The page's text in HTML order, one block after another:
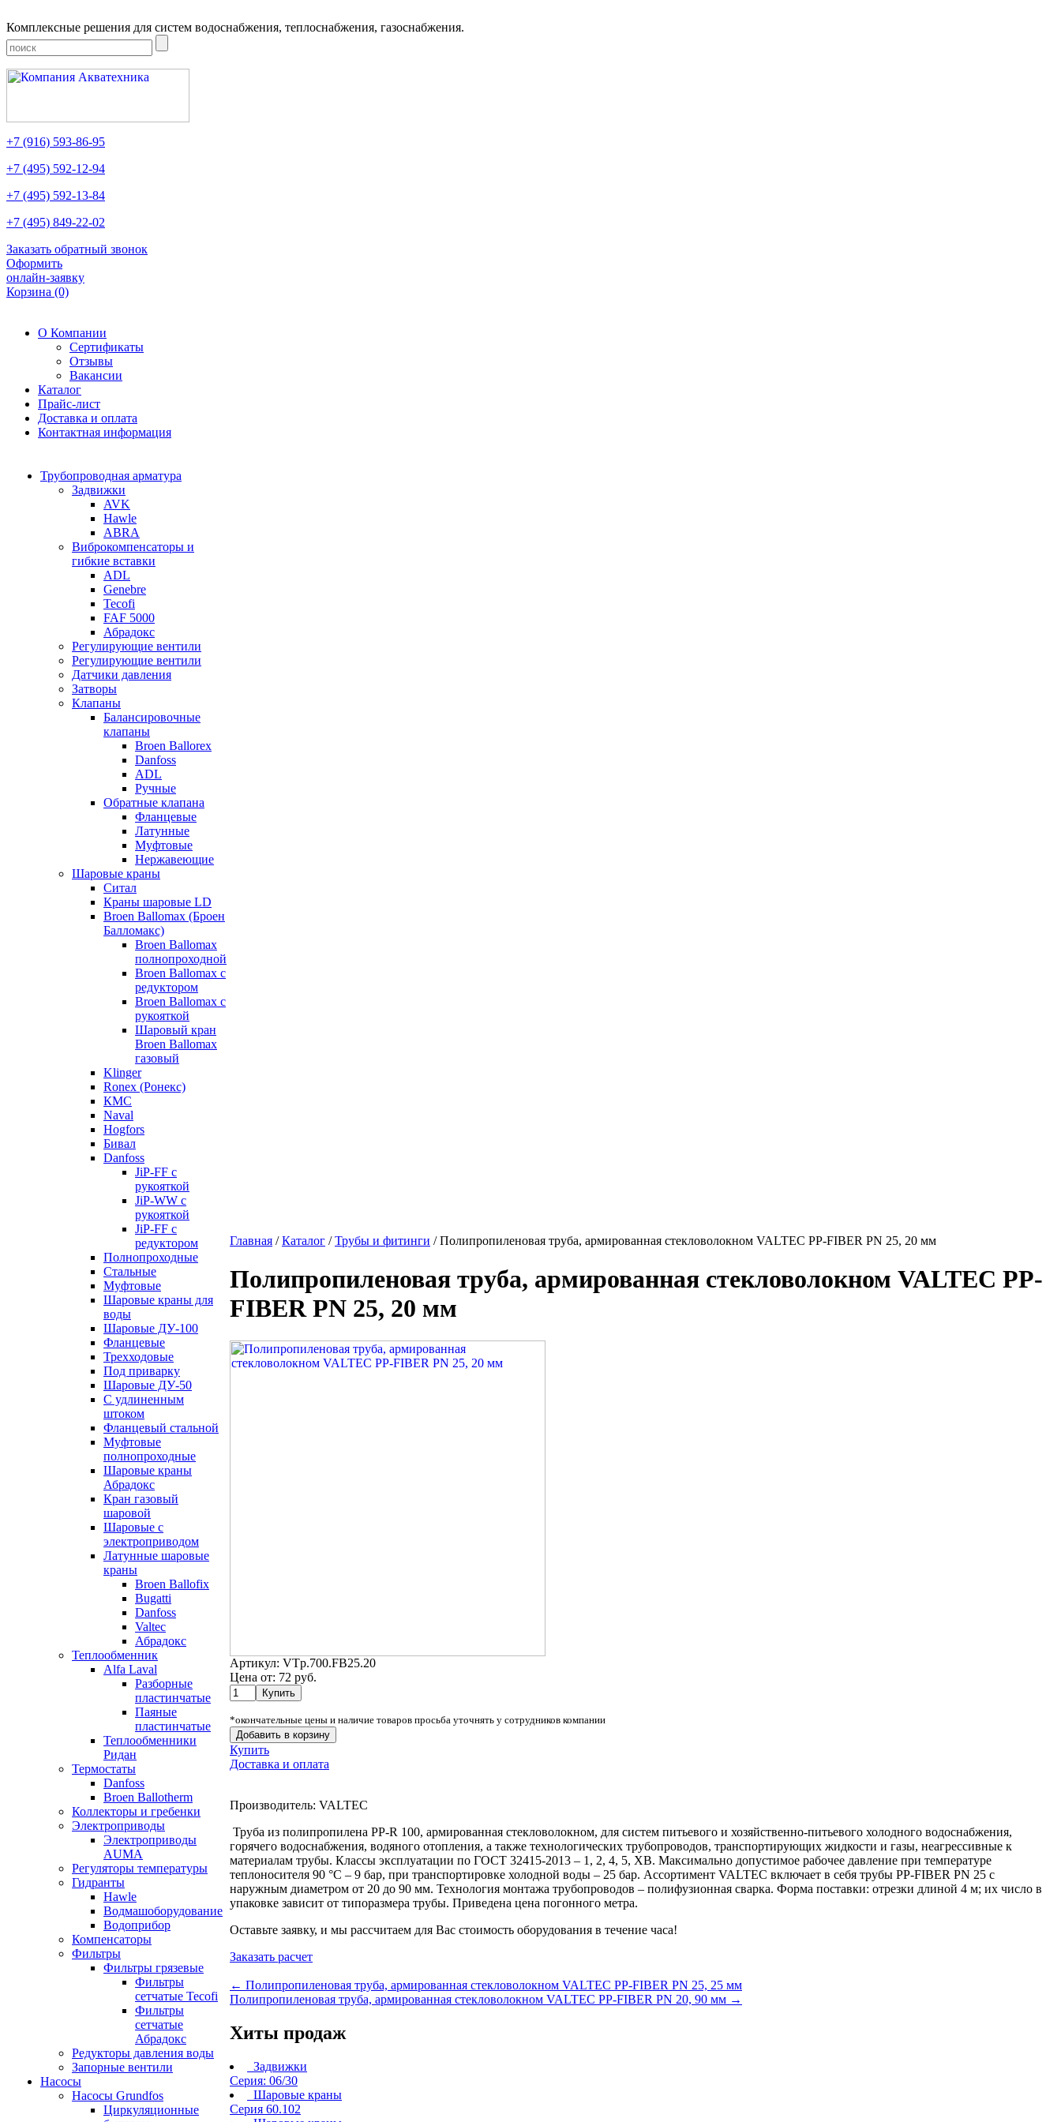
Комплексные решения для систем водоснабжения, теплоснабжения, газоснабжения.
+7 (916) 593-86-95
+7 (495) 592-12-94
+7 (495) 592-13-84
+7 (495) 849-22-02
Заказать обратный звонок
Оформить
онлайн-заявку
Корзина (0)
О Компании
Сертификаты
Отзывы
Вакансии
Каталог
Прайс-лист
Доставка и оплата
Контактная информация
Трубопроводная арматура
Задвижки
AVK
Hawle
ABRA
Виброкомпенсаторы и
гибкие вставки
ADL
Genebre
Tecofi
FAF 5000
Абрадокс
Регулирующие вентили
Регулирующие вентили
Датчики давления
Затворы
Клапаны
Балансировочные
клапаны
Broen Ballorex
Danfoss
ADL
Ручные
Обратные клапана
Фланцевые
Латунные
Муфтовые
Нержавеющие
Шаровые краны
Ситал
Краны шаровые LD
Broen Ballomax (Броен
Балломакс)
Broen Ballomax
полнопроходной
Broen Ballomax с
редуктором
Broen Ballomax с
рукояткой
Шаровый кран
Broen Ballomax
газовый
Klinger
Ronex (Ронекс)
КМС
Naval
Hogfors
Бивал
Danfoss
JiP-FF с
рукояткой
JiP-WW с
рукояткой
JiP-FF с
редуктором
Полнопроходные
Стальные
Муфтовые
Шаровые краны для
воды
Шаровые ДУ-100
Фланцевые
Трехходовые
Под приварку
Шаровые ДУ-50
С удлиненным
штоком
Фланцевый стальной
Муфтовые
полнопроходные
Шаровые краны
Абрадокс
Кран газовый
шаровой
Шаровые с
электроприводом
Латунные шаровые
краны
Broen Ballofix
Bugatti
Danfoss
Valtec
Абрадокс
Теплообменник
Alfa Laval
Разборные
пластинчатые
Паяные
пластинчатые
Теплообменники
Ридан
Термостаты
Danfoss
Broen Ballotherm
Коллекторы и гребенки
Электроприводы
Электроприводы
AUMA
Регуляторы температуры
Гидранты
Hawle
Водмашоборудование
Водоприбор
Компенсаторы
Фильтры
Фильтры грязевые
Фильтры
сетчатые Tecofi
Фильтры
сетчатые
Абрадокс
Редукторы давления воды
Запорные вентили
Насосы
Насосы Grundfos
Циркуляционные
Главная /Каталог /Трубы и фитинги /Полипропиленовая труба, армированная стекловолокном VALTEC PP-FIBER PN 25, 20 мм
Полипропиленовая труба, армированная стекловолокном VALTEC PP-
FIBER PN 25, 20 мм
Артикул: VTp.700.FB25.20
Цена от: 72 руб.
*окончательные цены и наличие товаров просьба уточнять у сотрудников компании
Добавить в корзину
Купить
Доставка и оплата
Производитель: VALTEC
Труба из полипропилена PP-R 100, армированная стекловолокном, для систем питьевого и хозяйственно-питьевого холодного водоснабжения,
горячего водоснабжения, водяного отопления, а также технологических трубопроводов, транспортирующих жидкости и газы, неагрессивные к
материалам трубы. Классы эксплуатации по ГОСТ 32415-2013 – 1, 2, 4, 5, ХВ. Максимально допустимое рабочее давление при температуре
теплоносителя 90 °С – 9 бар, при транспортировке холодной воды – 25 бар. Ассортимент VALTEC включает в себя трубы PP-FIBER PN 25 с
наружным диаметром от 20 до 90 мм. Технология монтажа трубопроводов – полифузионная сварка. Форма поставки: отрезки длиной 4 м; их число в
упаковке зависит от типоразмера трубы. Приведена цена погонного метра.
Оставьте заявку, и мы рассчитаем для Вас стоимость оборудования в течение часа!
Заказать расчет
← Полипропиленовая труба, армированная стекловолокном VALTEC PP-FIBER PN 25, 25 мм
Полипропиленовая труба, армированная стекловолокном VALTEC PP-FIBER PN 20, 90 мм →
Хиты продаж
Задвижки
Серия: 06/30
Шаровые краны
Серия 60.102